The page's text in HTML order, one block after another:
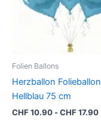
Folien Ballons
Herzballon Folieballon
Hellblau 75 cm
CHF10.90 -CHF17.90